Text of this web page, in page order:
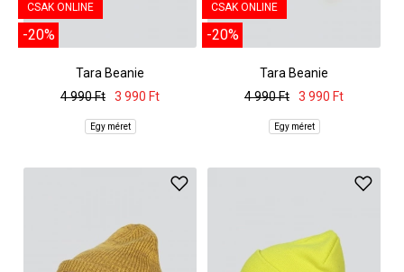
CSAK ONLINE
-20%
Tara Beanie
4 990 Ft
3 990 Ft
Egy méret
CSAK ONLINE
-20%
Tara Beanie
4 990 Ft
3 990 Ft
Egy méret